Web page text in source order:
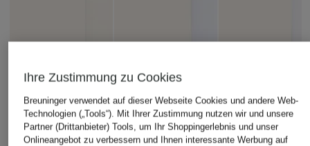
Ihre Zustimmung zu Cookies
Breuninger verwendet auf dieser Webseite Cookies und andere Web-
Technologien („Tools“). Mit Ihrer Zustimmung nutzen wir und unsere
Partner (Drittanbieter) Tools, um Ihr Shoppingerlebnis und unser
Onlineangebot zu verbessern und Ihnen interessante Werbung auf